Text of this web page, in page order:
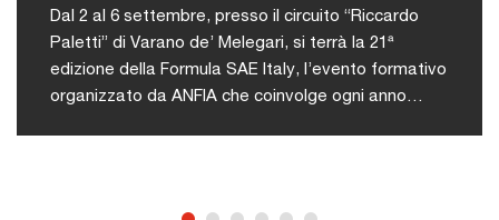
Dal 2 al 6 settembre, presso il circuito “Riccardo
Paletti” di Varano de’ Melegari, si terrà la 21ª
edizione della Formula SAE Italy, l’evento formativo
organizzato da ANFIA che coinvolge ogni anno